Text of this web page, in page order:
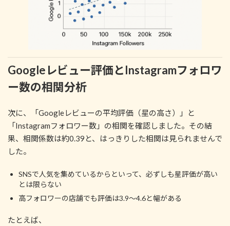
Googleレビュー評価とInstagramフォロワ
ー数の相関分析
次に、「Googleレビューの平均評価（星の高さ）」と
「Instagramフォロワー数」の相関を確認しました。その結
果、相関係数は約0.39と、はっきりした相関は見られませんで
した。
SNSで人気を集めているからといって、必ずしも星評価が高い
とは限らない
高フォロワーの店舗でも評価は3.9〜4.6と幅がある
たとえば、